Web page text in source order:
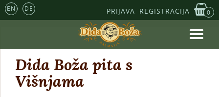
EN DE PRIJAVA REGISTRACIJA 0
Dida Boža pita s
Višnjama